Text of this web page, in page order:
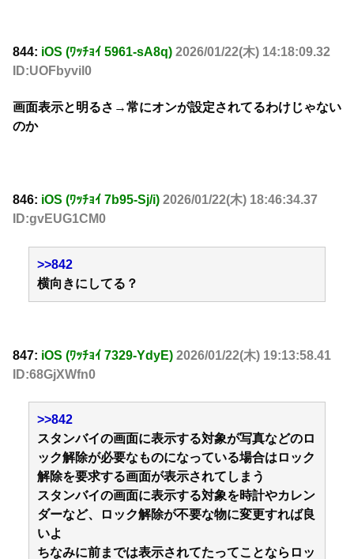
844: iOS (ﾜｯﾁｮｲ 5961-sA8q) 2026/01/22(木) 14:18:09.32
ID:UOFbyvil0
画面表示と明るさ→常にオンが設定されてるわけじゃない
のか
846: iOS (ﾜｯﾁｮｲ 7b95-Sj/i) 2026/01/22(木) 18:46:34.37
ID:gvEUG1CM0
>>842
横向きにしてる？
847: iOS (ﾜｯﾁｮｲ 7329-YdyE) 2026/01/22(木) 19:13:58.41
ID:68GjXWfn0
>>842
スタンバイの画面に表示する対象が写真などのロ
ック解除が必要なものになっている場合はロック
解除を要求する画面が表示されてしまう
スタンバイの画面に表示する対象を時計やカレン
ダーなど、ロック解除が不要な物に変更すれば良
いよ
ちなみに前までは表示されてたってことならロッ